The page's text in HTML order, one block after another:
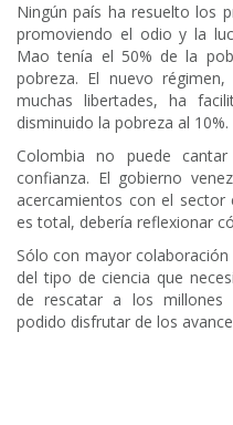
Ningún país ha resuelto los
promoviendo el odio y la
Mao tenía el 50% de la
pobreza. El nuevo
muchas libertades, ha
disminuido la pobreza al 10%.
Colombia no puede
confianza. El gobierno
acercamientos con el sector
es total, debería reflexionar
Sólo con mayor
del tipo de ciencia que
de rescatar a los millones
podido disfrutar de los